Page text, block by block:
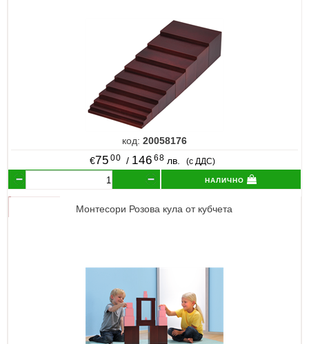
код: 20058176
€75 00 / 146 68 лв. (с ДДС)
налично
Монтесори Розова кула от кубчета